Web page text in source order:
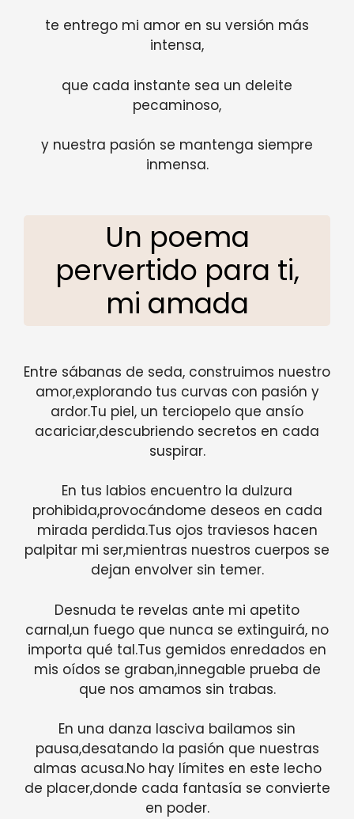
te entrego mi amor en su versión más
intensa,
que cada instante sea un deleite
pecaminoso,
y nuestra pasión se mantenga siempre
inmensa.
Un poema
pervertido para ti,
mi amada
Entre sábanas de seda, construimos nuestro
amor,explorando tus curvas con pasión y
ardor.Tu piel, un terciopelo que ansío
acariciar,descubriendo secretos en cada
suspirar.
En tus labios encuentro la dulzura
prohibida,provocándome deseos en cada
mirada perdida.Tus ojos traviesos hacen
palpitar mi ser,mientras nuestros cuerpos se
dejan envolver sin temer.
Desnuda te revelas ante mi apetito
carnal,un fuego que nunca se extinguirá, no
importa qué tal.Tus gemidos enredados en
mis oídos se graban,innegable prueba de
que nos amamos sin trabas.
En una danza lasciva bailamos sin
pausa,desatando la pasión que nuestras
almas acusa.No hay límites en este lecho
de placer,donde cada fantasía se convierte
en poder.